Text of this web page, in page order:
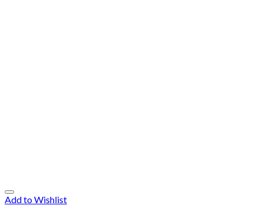
Add to Wishlist